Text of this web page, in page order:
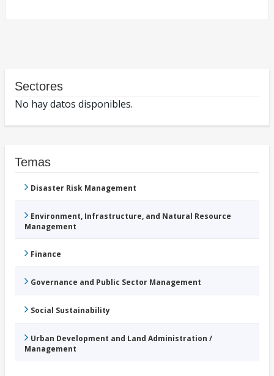
Sectores
No hay datos disponibles.
Temas
Disaster Risk Management
Environment, Infrastructure, and Natural Resource
Management
Finance
Governance and Public Sector Management
Social Sustainability
Urban Development and Land Administration /
Management